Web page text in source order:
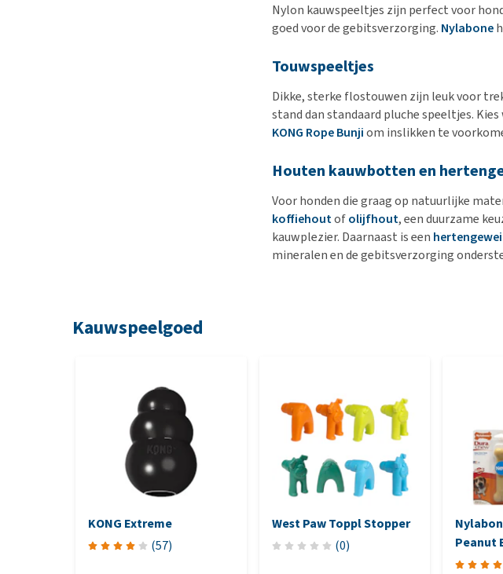
Nylon kauwspeeltjes zijn perfect voor
goed voor de gebitsverzorging. Nylabone
Touwspeeltjes
Dikke, sterke flostouwen zijn leuk voor
stand dan standaard pluche speeltjes.
KONG Rope Bunjiom inslikken te
Houten kauwbotten en
Voor honden die graag op natuurlijke
koffiehoutofolijfhout, een duurzame
kauwplezier. Daarnaast is een hertengewei
mineralen en de gebitsverzorging
Kauwspeelgoed
KONG Extreme
(57)
West Paw Toppl Stopper
(0)
Peanut